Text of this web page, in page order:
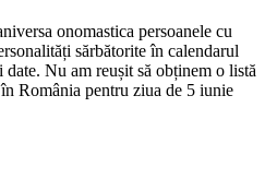
onomastica persoanele cu
sărbătorite în calendarul
Nu am reușit să obținem o listă
România pentru ziua de 5 iunie